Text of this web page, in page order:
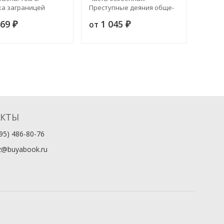
заграницей
₽
Преступные деяния обще-
от 1 045 ₽
486-80-76